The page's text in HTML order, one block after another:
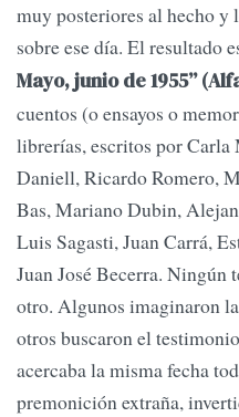
muy posteriores al hecho
sobre ese día. El resultado
Mayo, junio de 1955”
cuentos (o ensayos o
librerías, escritos por
Daniell, Ricardo Romero,
Bas, Mariano Dubin,
Luis Sagasti, Juan Carrá,
Juan José Becerra. Ningún
otro. Algunos imaginaron
otros buscaron el
acercaba la misma fecha
premonición extraña,